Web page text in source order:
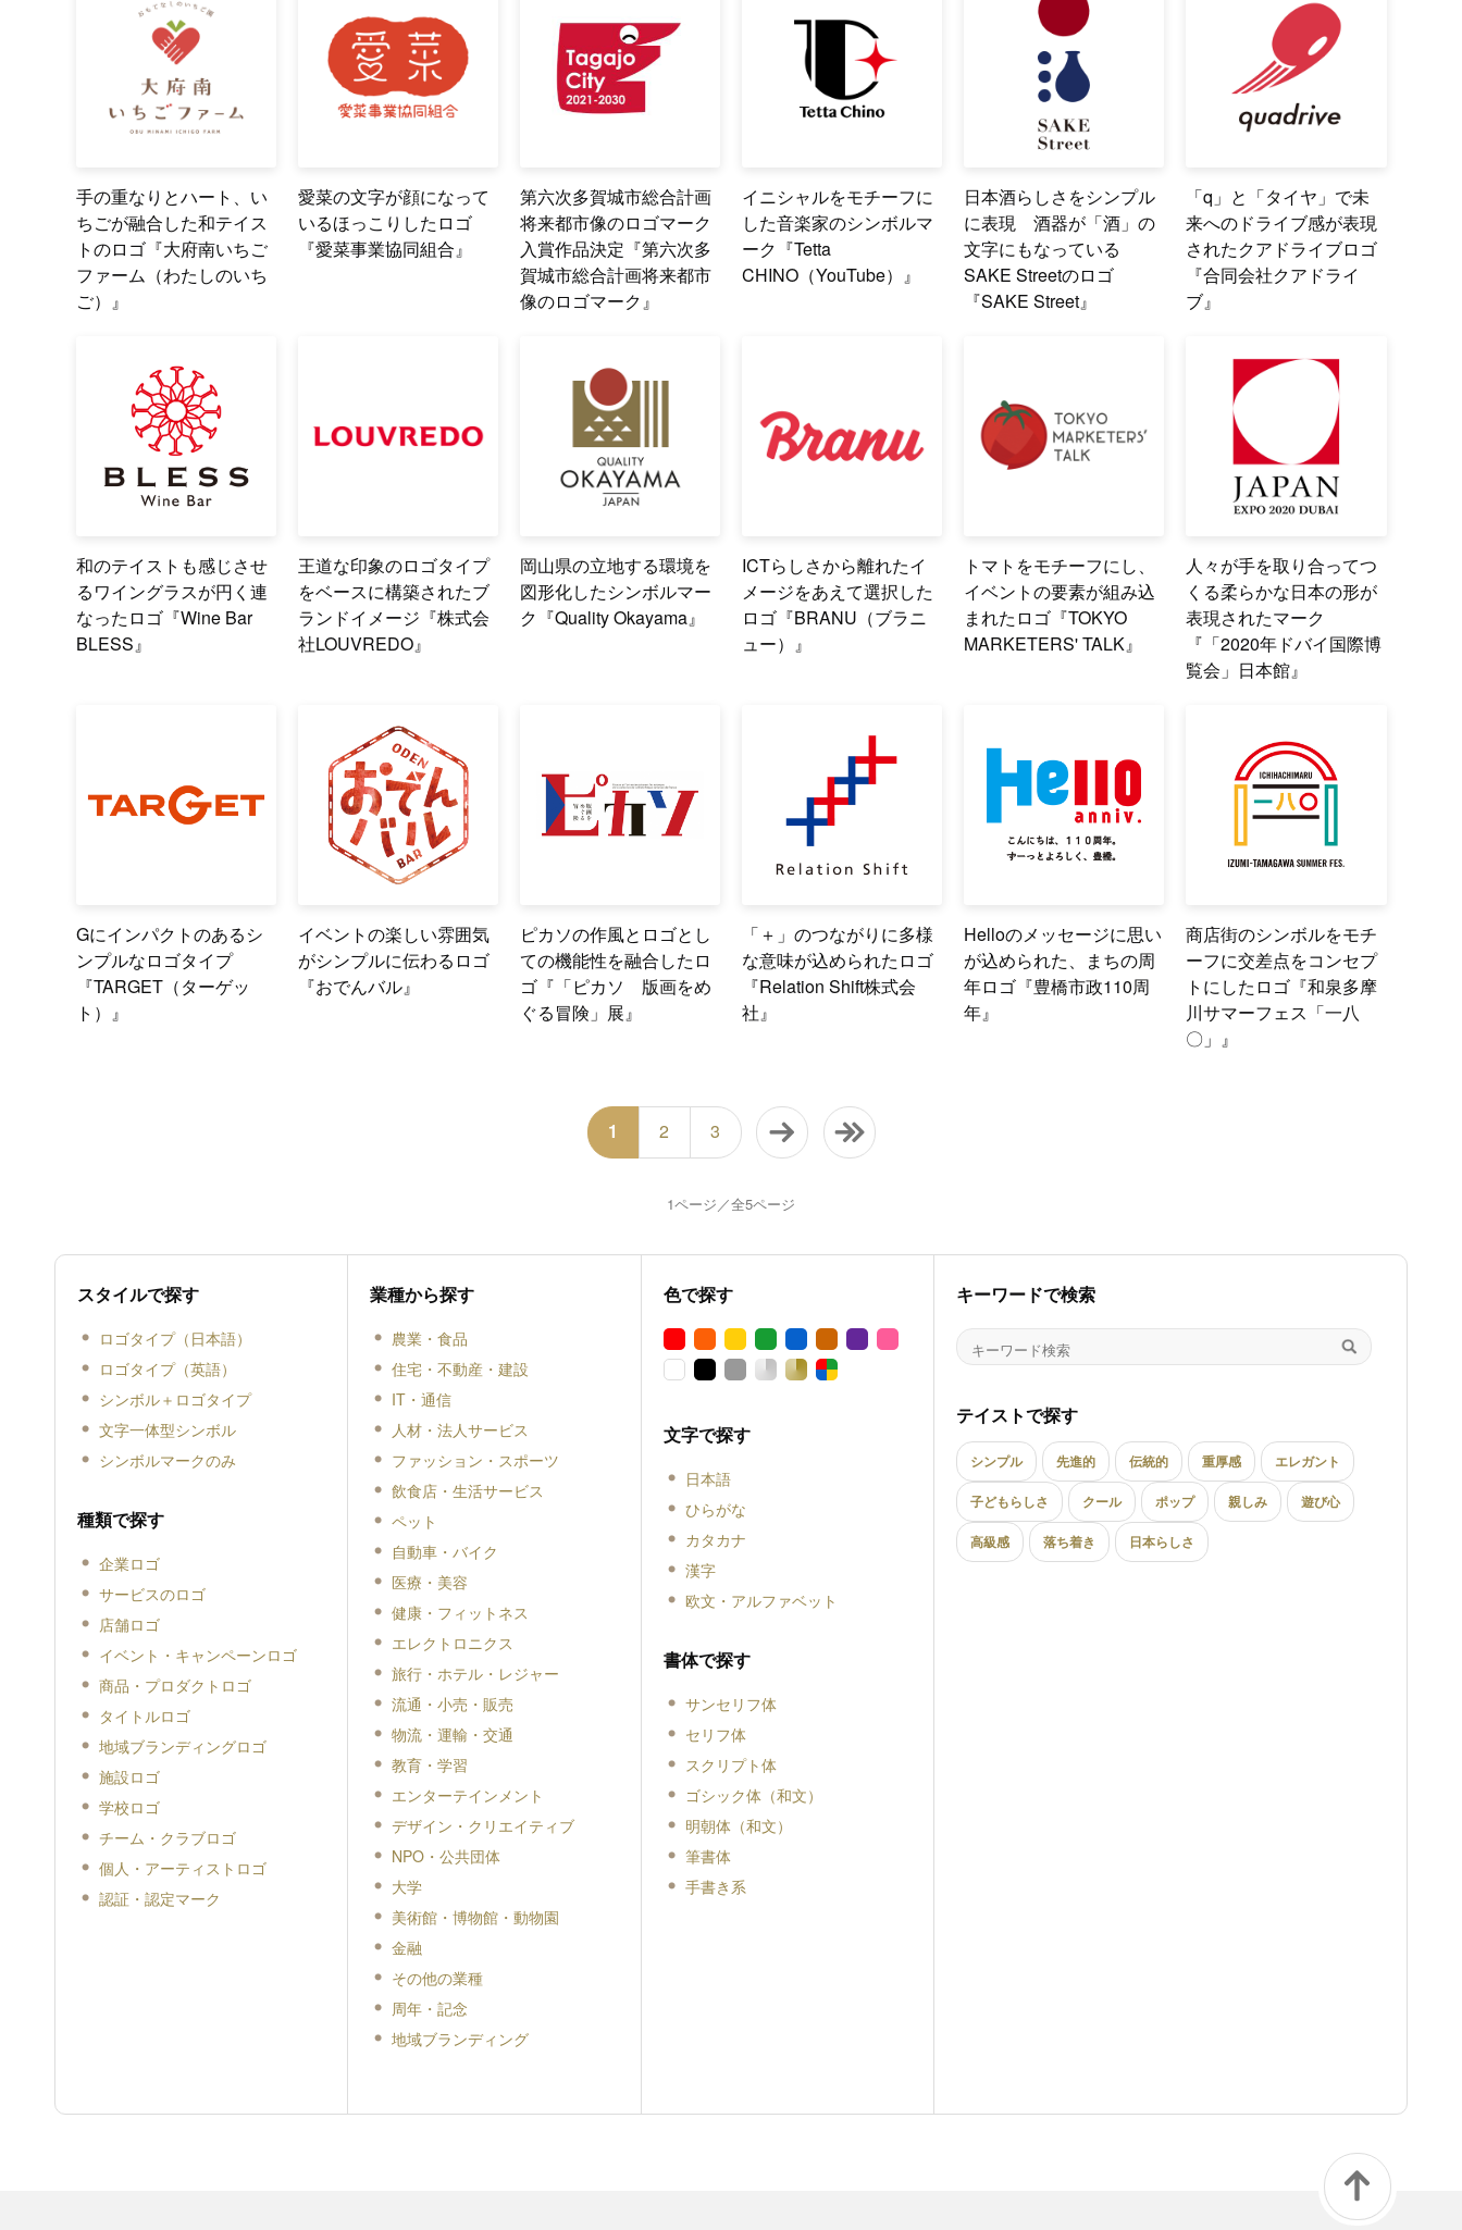
手の重なりとハート、い
ちごが融合した和テイス
トのロゴ『大府南いちご
ファーム（わたしのいち
ご）』
愛菜の文字が顔になって
いるほっこりしたロゴ
『愛菜事業協同組合』
第六次多賀城市総合計画
将来都市像のロゴマーク
入賞作品決定『第六次多
賀城市総合計画将来都市
像のロゴマーク』
イニシャルをモチーフに
した音楽家のシンボルマ
ーク『Tetta
CHINO（YouTube）』
日本酒らしさをシンプル
に表現 酒器が「酒」の
文字にもなっている
SAKE Streetのロゴ
『SAKE Street』
「q」と「タイヤ」で未
来へのドライブ感が表現
されたクアドライブロゴ
『合同会社クアドライ
ブ』
和のテイストも感じさせ
るワイングラスが円く連
なったロゴ『Wine Bar
BLESS』
王道な印象のロゴタイプ
をベースに構築されたブ
ランドイメージ『株式会
社LOUVREDO』
岡山県の立地する環境を
図形化したシンボルマー
ク『Quality Okayama』
ICTらしさから離れたイ
メージをあえて選択した
ロゴ『BRANU（ブラニ
ュー）』
トマトをモチーフにし、
イベントの要素が組み込
まれたロゴ『TOKYO
MARKETERS' TALK』
人々が手を取り合ってつ
くる柔らかな日本の形が
表現されたマーク
『「2020年ドバイ国際博
覧会」日本館』
Gにインパクトのあるシ
ンプルなロゴタイプ
『TARGET（ターゲッ
ト）』
イベントの楽しい雰囲気
がシンプルに伝わるロゴ
『おでんバル』
ピカソの作風とロゴとし
ての機能性を融合したロ
ゴ『「ピカソ 版画をめ
ぐる冒険」展』
「＋」のつながりに多様
な意味が込められたロゴ
『Relation Shift株式会
社』
Helloのメッセージに思い
が込められた、まちの周
年ロゴ『豊橋市政110周
年』
商店街のシンボルをモチ
ーフに交差点をコンセプ
トにしたロゴ『和泉多摩
川サマーフェス「一八
〇」』
1 2 3
1ページ／全5ページ
スタイルで探す
ロゴタイプ（日本語）
ロゴタイプ（英語）
シンボル＋ロゴタイプ
文字一体型シンボル
シンボルマークのみ
種類で探す
企業ロゴ
サービスのロゴ
店舗ロゴ
イベント・キャンペーンロゴ
商品・プロダクトロゴ
タイトルロゴ
地域ブランディングロゴ
施設ロゴ
学校ロゴ
チーム・クラブロゴ
個人・アーティストロゴ
認証・認定マーク
業種から探す
農業・食品
住宅・不動産・建設
IT・通信
人材・法人サービス
ファッション・スポーツ
飲食店・生活サービス
ペット
自動車・バイク
医療・美容
健康・フィットネス
エレクトロニクス
旅行・ホテル・レジャー
流通・小売・販売
物流・運輸・交通
教育・学習
エンターテインメント
デザイン・クリエイティブ
NPO・公共団体
大学
美術館・博物館・動物園
金融
その他の業種
周年・記念
地域ブランディング
色で探す
文字で探す
日本語
ひらがな
カタカナ
漢字
欧文・アルファベット
書体で探す
サンセリフ体
セリフ体
スクリプト体
ゴシック体（和文）
明朝体（和文）
筆書体
手書き系
キーワードで検索
テイストで探す
シンプル 先進的 伝統的 重厚感 エレガント
子どもらしさ クール ポップ 親しみ 遊び心
高級感 落ち着き 日本らしさ